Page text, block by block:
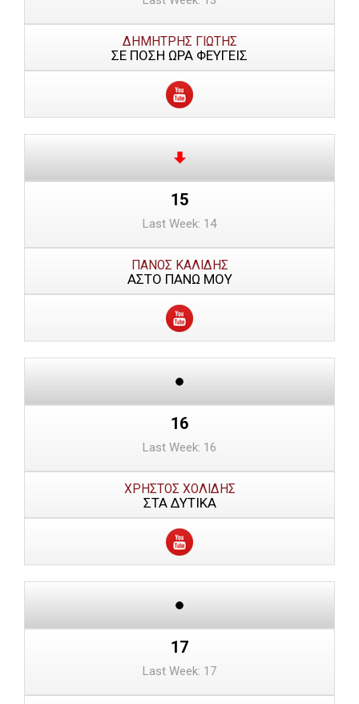
ΔΗΜΗΤΡΗΣ ΓΙΩΤΗΣ
ΣΕ ΠΟΣΗ ΩΡΑ ΦΕΥΓΕΙΣ
15
Last Week: 14
ΠΑΝΟΣ ΚΑΛΙΔΗΣ
ΑΣΤΟ ΠΑΝΩ ΜΟΥ
16
Last Week: 16
ΧΡΗΣΤΟΣ ΧΟΛΙΔΗΣ
ΣΤΑ ΔΥΤΙΚΑ
17
Last Week: 17